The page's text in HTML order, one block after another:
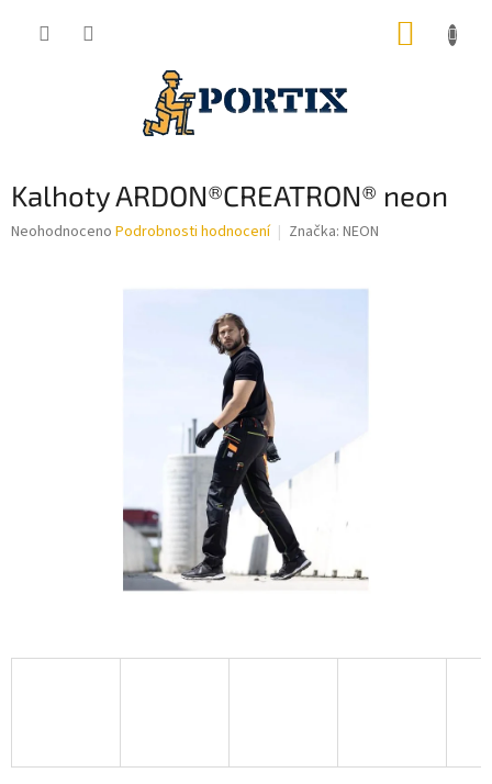
Kalhoty ARDON®CREATRON® neon
Průměrné
Neohodnoceno Podrobnosti hodnocení Značka: NEON